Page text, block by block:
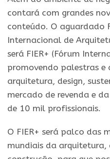
contará com grandes
conteúdo. O aguardado
Internacional de
será FIER+ (Fórum
promovendo palestras e
arquitetura, design,
mercado de revenda e
de 10 mil profissionais.
O FIER+ será palco das
mundiais da arquitetura,